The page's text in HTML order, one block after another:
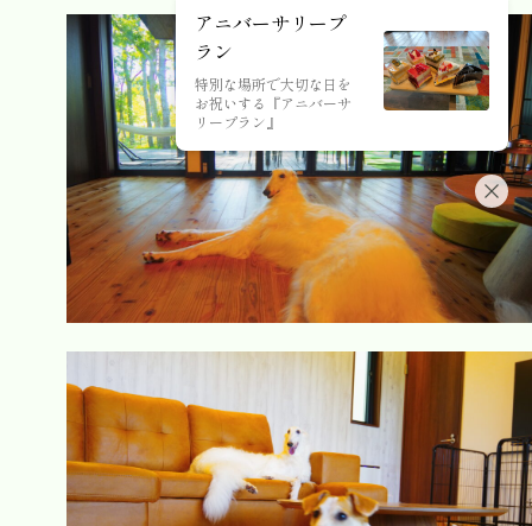
アニバーサリープ
ラン
特別な場所で大切な日を
お祝いする『アニバーサ
リープラン』